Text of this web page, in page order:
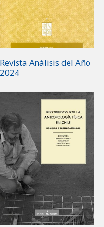
Revista Análisis del Año
2024